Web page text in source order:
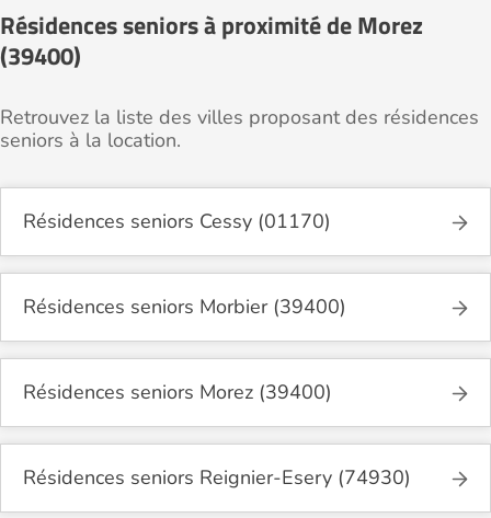
Résidences seniors à proximité de Morez
(39400)
Retrouvez la liste des villes proposant des résidences
seniors à la location.
Résidences seniors Cessy (01170)
Résidences seniors Morbier (39400)
Résidences seniors Morez (39400)
Résidences seniors Reignier-Esery (74930)